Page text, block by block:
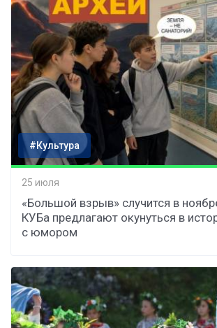
#Культура
25 июля
«Большой взрыв» случится в
КУБа предлагают окунуться в
с юмором